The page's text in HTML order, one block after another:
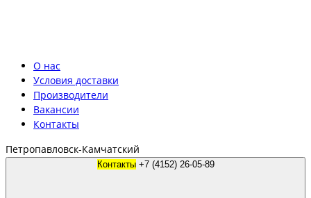
О нас
Условия доставки
Производители
Вакансии
Контакты
Петропавловск-Камчатский
Контакты +7 (4152) 26-05-89